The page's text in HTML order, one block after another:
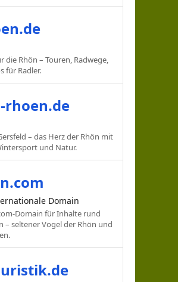
die Rhön – Touren, Radwege,
für Radler.
rhoen.de
– das Herz der Rhön mit
und Natur.
Domain
Domain für Inhalte rund
– seltener Vogel der Rhön und